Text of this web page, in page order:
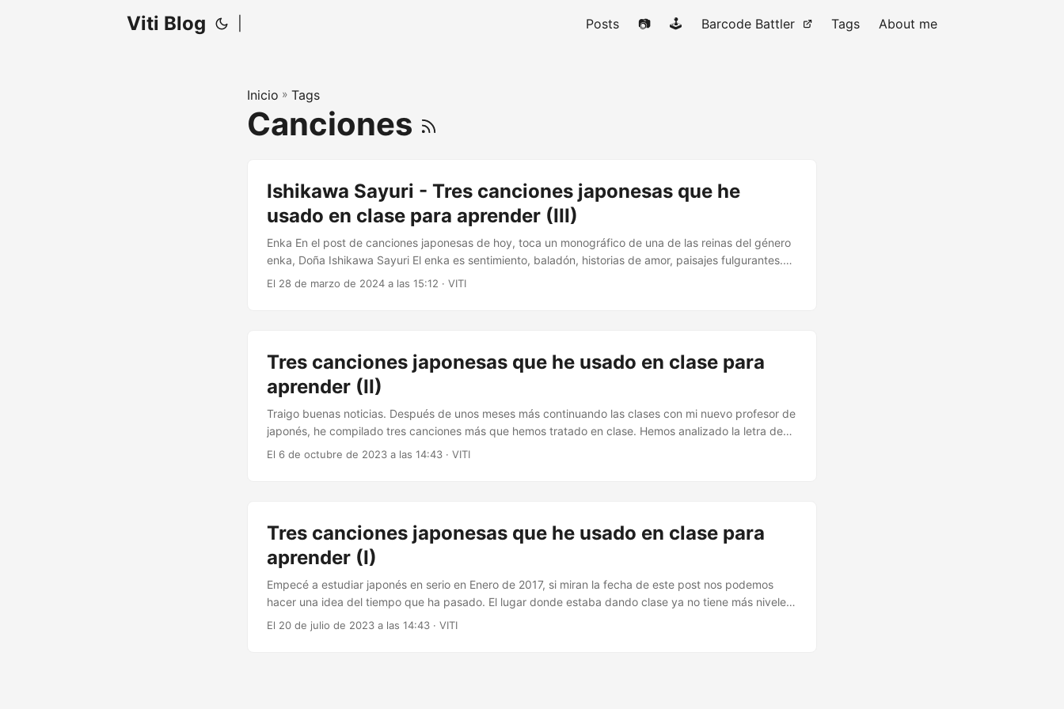
Viti Blog Posts 📷 🕹️ Barcode Battler Tags About me
Inicio » Tags
Canciones
Ishikawa Sayuri - Tres canciones japonesas que he
usado en clase para aprender (III)
Enka En el post de canciones japonesas de hoy, toca un monográfico de una de las reinas del género
enka, Doña Ishikawa Sayuri El enka es sentimiento, baladón, historias de amor, paisajes fulgurantes.
Que me perdonen los entendidos, pero si has escuchado los baladones de Raphael de los 70
El 28 de marzo de 2024 a las 15:12 · VITI
Tres canciones japonesas que he usado en clase para
aprender (II)
Traigo buenas noticias. Después de unos meses más continuando las clases con mi nuevo profesor de
japonés, he compilado tres canciones más que hemos tratado en clase. Hemos analizado la letra de
ellas, entendido el contexto y conocido un poco más. Esta vez traigo una canción tradicional que sale
El 6 de octubre de 2023 a las 14:43 · VITI
Tres canciones japonesas que he usado en clase para
aprender (I)
Empecé a estudiar japonés en serio en Enero de 2017, si miran la fecha de este post nos podemos
hacer una idea del tiempo que ha pasado. El lugar donde estaba dando clase ya no tiene más niveles
para aprender, por lo que en este año he llegado al momento de buscarme la vida e intentar retener lo
El 20 de julio de 2023 a las 14:43 · VITI